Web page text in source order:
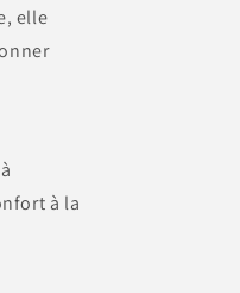
elle
à la